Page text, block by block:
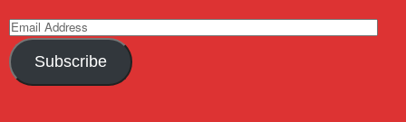
Subscribe